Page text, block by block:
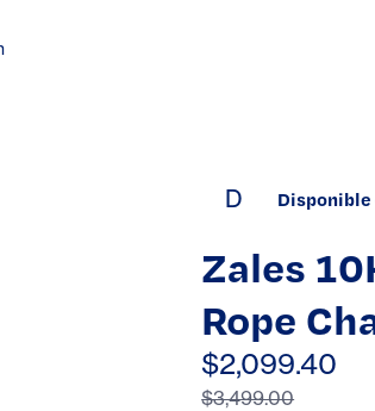
D Disponible
Zales
Rope
20"
$2,099.40
$3,499.00